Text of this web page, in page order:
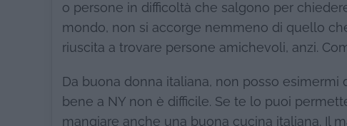
o persone in difficoltà che salgono per
mondo, non si accorge nemmeno di quello
riuscita a trovare persone amichevoli, anzi.
Da buona donna italiana, non posso
bene a NY non è difficile. Se te lo puoi
mangiare anche una buona cucina italiana. Il